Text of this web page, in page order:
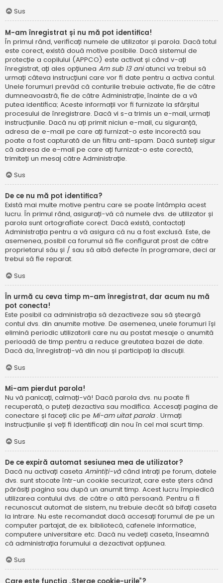
Sus
M-am înregistrat și nu mă pot identifica!
În primul rând, verificați numele de utilizator și parola. Dacă totul
este corect, există două motive posibile. Dacă sistemul de
protecție a copilului (APPCO) este activat și când v-ați
înregistrat, ați ales opțiunea Am sub 13 aniatunci va trebui să
urmați câteva instrucțiuni care vor fi date pentru a activa contul.
Unele forumuri prevăd că conturile trebuie activate, fie de către
dumneavoastră, fie de către Administrație, înainte de a vă
putea identifica; Aceste informații vor fi furnizate la sfârșitul
procesului de înregistrare. Dacă vi s-a trimis un e-mail, urmați
instrucțiunile. Dacă nu ați primit niciun e-mail, cu siguranță,
adresa de e-mail pe care ați furnizat-o este incorectă sau
poate a fost capturată de un filtru anti-spam. Dacă sunteți sigur
că adresa de e-mail pe care ați furnizat-o este corectă,
trimiteți un mesaj către Administrație.
Sus
De ce nu mă pot identifica?
Există mai multe motive pentru care se poate întâmpla acest
lucru. În primul rând, asigurați-vă că numele dvs. de utilizator și
parola sunt ortografiate corect. Dacă există, contactați
Administrația pentru a vă asigura că nu a fost exclusă. Este, de
asemenea, posibil ca forumul să fie configurat prost de către
proprietarul său și / sau să aibă defecte în programare, deci ar
trebui să fie reparat.
Sus
În urmă cu ceva timp m-am înregistrat, dar acum nu mă
pot conecta!
Este posibil ca administrația să dezactiveze sau să șteargă
contul dvs. din anumite motive. De asemenea, unele forumuri își
elimină periodic utilizatorii care nu au postat mesaje o anumită
perioadă de timp pentru a reduce greutatea bazei de date.
Dacă da, înregistrați-vă din nou și participați la discuții.
Sus
Mi-am pierdut parola!
Nu vă panicați, calmați-vă! Dacă parola dvs. nu poate fi
recuperată, o puteți dezactiva sau modifica. Accesați pagina de
conectare și faceți clic pe Mi-am uitat parola . Urmați
instrucțiunile și veți fi identificați din nou în cel mai scurt timp.
Sus
De ce expiră automat sesiunea mea de utilizator?
Dacă nu activați caseta Amintiți-văcând intrați pe forum, datele
dvs. sunt stocate într-un cookie securizat, care este șters când
părăsiți pagina sau după un anumit timp. Acest lucru împiedică
utilizarea contului dvs. de către o altă persoană. Pentru a fi
recunoscut automat de sistem, nu trebuie decât să bifați caseta
la intrare. Nu este recomandat dacă accesați forumul de pe un
computer partajat, de ex. bibliotecă, cafenele informatice,
computere universitare etc. Dacă nu vedeți caseta, înseamnă
că administrația forumului a dezactivat opțiunea.
Sus
Care este funcția „Șterge cookie-urile”?